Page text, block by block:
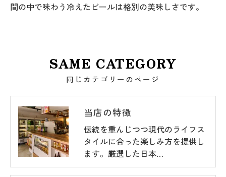
間の中で味わう冷えたビールは格別の美味しさです。
同じカテゴリーのページ
SAME CATEGORY
当店の特徴
伝統を重んじつつ現代のライフス
タイルに合った楽しみ方を提供し
ます。厳選した日本…